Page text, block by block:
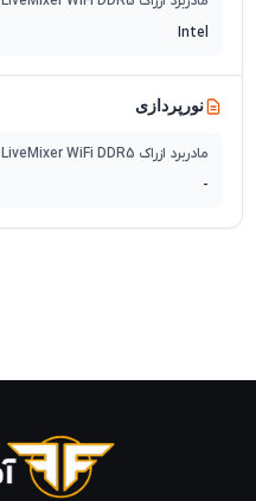
Intel
نورپردازی
مادربرد ازراک Z890 LiveMixer WiFi DDR5
-